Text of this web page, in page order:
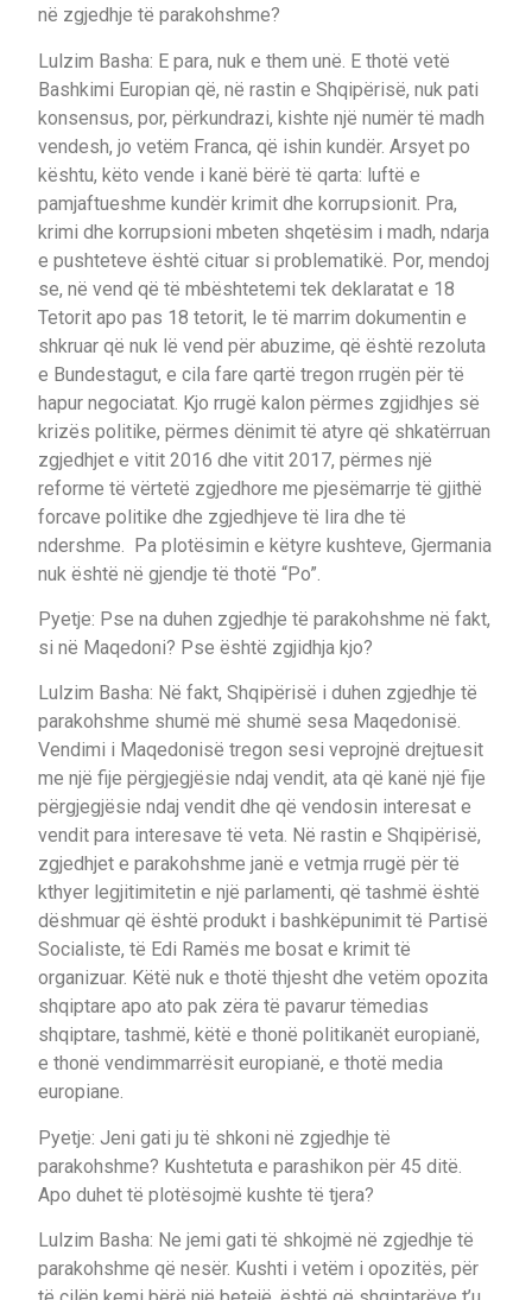
në zgjedhje të parakohshme?
Lulzim Basha: E para, nuk e them unë. E thotë vetë
Bashkimi Europian që, në rastin e Shqipërisë, nuk pati
konsensus, por, përkundrazi, kishte një numër të madh
vendesh, jo vetëm Franca, që ishin kundër. Arsyet po
kështu, këto vende i kanë bërë të qarta: luftë e
pamjaftueshme kundër krimit dhe korrupsionit. Pra,
krimi dhe korrupsioni mbeten shqetësim i madh, ndarja
e pushteteve është cituar si problematikë. Por, mendoj
se, në vend që të mbështetemi tek deklaratat e 18
Tetorit apo pas 18 tetorit, le të marrim dokumentin e
shkruar që nuk lë vend për abuzime, që është rezoluta
e Bundestagut, e cila fare qartë tregon rrugën për të
hapur negociatat. Kjo rrugë kalon përmes zgjidhjes së
krizës politike, përmes dënimit të atyre që shkatërruan
zgjedhjet e vitit 2016 dhe vitit 2017, përmes një
reforme të vërtetë zgjedhore me pjesëmarrje të gjithë
forcave politike dhe zgjedhjeve të lira dhe të
ndershme. Pa plotësimin e këtyre kushteve, Gjermania
nuk është në gjendje të thotë “Po”.
Pyetje: Pse na duhen zgjedhje të parakohshme në fakt,
si në Maqedoni? Pse është zgjidhja kjo?
Lulzim Basha: Në fakt, Shqipërisë i duhen zgjedhje të
parakohshme shumë më shumë sesa Maqedonisë.
Vendimi i Maqedonisë tregon sesi veprojnë drejtuesit
me një fije përgjegjësie ndaj vendit, ata që kanë një fije
përgjegjësie ndaj vendit dhe që vendosin interesat e
vendit para interesave të veta. Në rastin e Shqipërisë,
zgjedhjet e parakohshme janë e vetmja rrugë për të
kthyer legjitimitetin e një parlamenti, që tashmë është
dëshmuar që është produkt i bashkëpunimit të Partisë
Socialiste, të Edi Ramës me bosat e krimit të
organizuar. Këtë nuk e thotë thjesht dhe vetëm opozita
shqiptare apo ato pak zëra të pavarur tëmedias
shqiptare, tashmë, këtë e thonë politikanët europianë,
e thonë vendimmarrësit europianë, e thotë media
europiane.
Pyetje: Jeni gati ju të shkoni në zgjedhje të
parakohshme? Kushtetuta e parashikon për 45 ditë.
Apo duhet të plotësojmë kushte të tjera?
Lulzim Basha: Ne jemi gati të shkojmë në zgjedhje të
parakohshme që nesër. Kushti i vetëm i opozitës, për